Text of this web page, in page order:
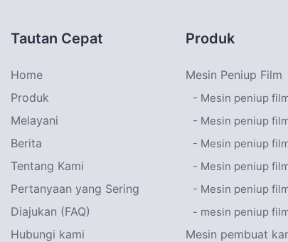
Tautan Cepat
Home
Produk
Melayani
Berita
Tentang Kami
Pertanyaan yang Sering
Diajukan (FAQ)
Hubungi kami
Produk
Mesin Peniup Film
- Mesin peniup
- Mesin peniup
- Mesin peniup
- Mesin peniup
- Mesin peniup
- mesin peniup
Mesin pembuat